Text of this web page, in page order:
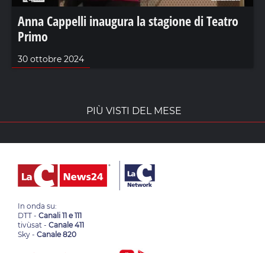
Anna Cappelli inaugura la stagione di Teatro
Primo
30 ottobre 2024
PIÙ VISTI DEL MESE
In onda su:
DTT - Canali 11 e 111
tivùsat - Canale 411
Sky - Canale 820